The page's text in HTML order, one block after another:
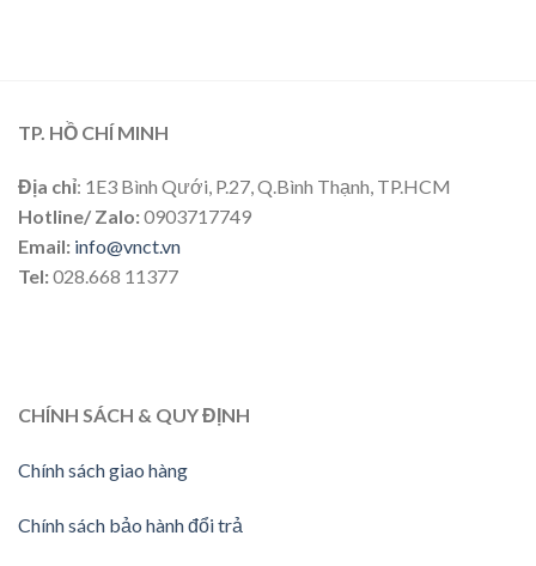
TP. HỒ CHÍ MINH
Địa chỉ: 1E3 Bình Qưới, P.27, Q.Bình Thạnh, TP.HCM
Hotline/ Zalo:0903717749
Email: info@vnct.vn
Tel:028.668 11377
CHÍNH SÁCH & QUY ĐỊNH
Chính sách giao hàng
Chính sách bảo hành đổi trả